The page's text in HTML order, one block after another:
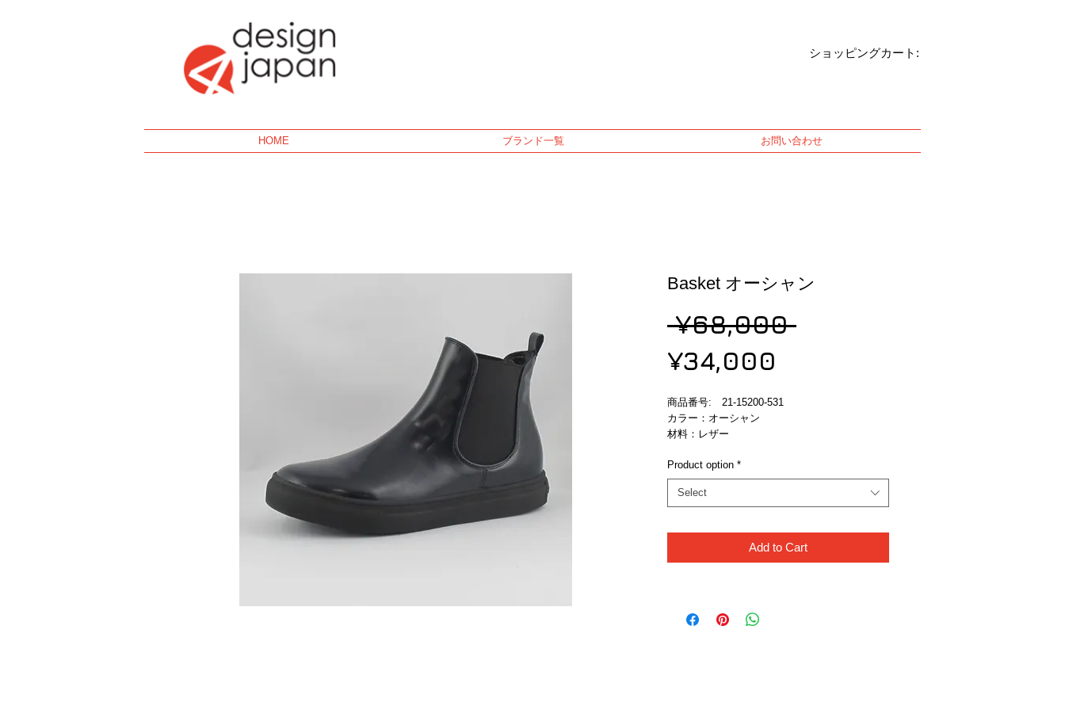
Geek ショッピングカート:
HOME ブランド一覧 お問い合わせ
Basket オーシャン
¥68,000 Regular
¥34,000
Price
商品番号:　21-15200-531
カラー：オーシャン
材料：レザー
Product option *
Select
Add to Cart